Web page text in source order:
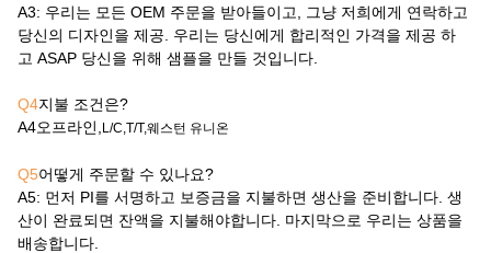
A3: 우리는 모든 OEM 주문을 받아들이고, 그냥 저희에게 연락하고
당신의 디자인을 제공. 우리는 당신에게 합리적인 가격을 제공 하
고 ASAP 당신을 위해 샘플을 만들 것입니다.
Q4지불 조건은?
A4오프라인, L/C,T/T,웨스턴 유니온
Q5어떻게 주문할 수 있나요?
A5: 먼저 PI를 서명하고 보증금을 지불하면 생산을 준비합니다. 생
산이 완료되면 잔액을 지불해야합니다. 마지막으로 우리는 상품을
배송합니다.